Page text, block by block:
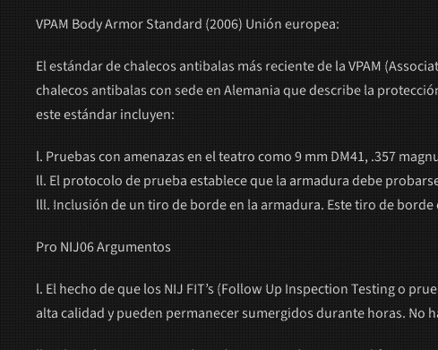
VPAM Body Armor Standard (2006) Unión europea:
El estándar de chalecos antibalas más reciente de la VPAM
chalecos antibalas con sede en Alemania que describe la
este estándar incluyen:
l. Pruebas con amenazas en el teatro como 9 mm DM41, .357
ll. El protocolo de prueba establece que la armadura debe
lll. Inclusión de un tiro de borde en la armadura. Este tiro de
Pro NIJ06 Argumentos
l. El hecho de que los NIJ FIT’s (Follow Up Inspection Testing o
alta calidad y pueden permanecer sumergidos durante horas. No